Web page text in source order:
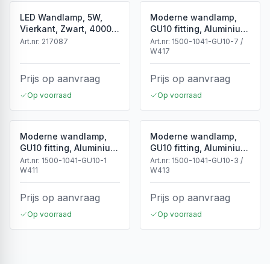
LED Wandlamp, 5W,
Vierkant, Zwart, 4000K
Neutraal Wit
Art.nr: 217087
Prijs op aanvraag
Op voorraad
Moderne wandlamp,
GU10 fitting, Aluminium,
IP65, Corten
Art.nr: 1500-1041-GU10-7 /
W417
Prijs op aanvraag
Op voorraad
Moderne wandlamp,
GU10 fitting, Aluminium,
IP65, Wit
Art.nr: 1500-1041-GU10-1
W411
Prijs op aanvraag
Op voorraad
Moderne wandlamp,
GU10 fitting, Aluminium,
IP65, Zwart
Art.nr: 1500-1041-GU10-3 /
W413
Prijs op aanvraag
Op voorraad